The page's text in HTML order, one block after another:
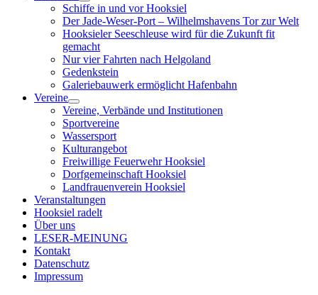
Menü
öffnen
Schiffe in und vor Hooksiel
Der Jade-Weser-Port – Wilhelmshavens Tor zur Welt
Hooksieler Seeschleuse wird für die Zukunft fit
gemacht
Nur vier Fahrten nach Helgoland
Gedenkstein
Galeriebauwerk ermöglicht Hafenbahn
Vereine
Menü
öffnen
Vereine, Verbände und Institutionen
Sportvereine
Wassersport
Kulturangebot
Freiwillige Feuerwehr Hooksiel
Dorfgemeinschaft Hooksiel
Landfrauenverein Hooksiel
Veranstaltungen
Hooksiel radelt
Über uns
LESER-MEINUNG
Kontakt
Datenschutz
Impressum